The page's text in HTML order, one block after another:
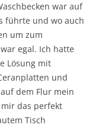
war auf
führte und wo auch
um zum
egal. Ich hatte
Lösung mit
und
dem Flur mein
das perfekt
Tisch